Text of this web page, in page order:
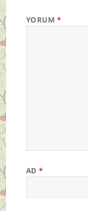
YORUM *
AD*